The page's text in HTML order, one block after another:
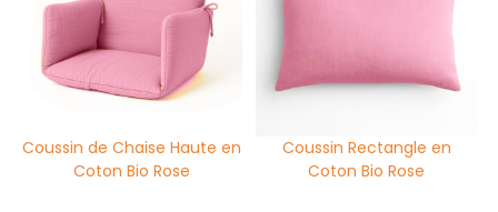
Coussin de Chaise Haute en
Coton Bio Rose
Coussin Rectangle en
Coton Bio Rose